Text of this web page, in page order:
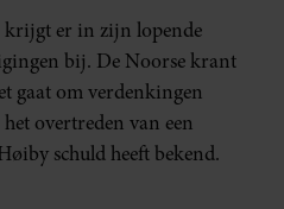
er in zijn lopende
bij. De Noorse krant
gaat om verdenkingen
overtreden van een
schuld heeft bekend.